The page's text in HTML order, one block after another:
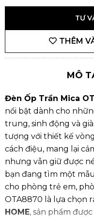
TƯ
THÊM
MÔ
Đèn Ốp Trần Mica
nổi bật dành cho
trung, sinh động và
tượng với thiết kế
cách điệu, mang lại
nhưng vẫn giữ được
bạn đang tìm một mẫu
cho phòng trẻ em,
OTA8870 là lựa chọn
HOME, sản phẩm